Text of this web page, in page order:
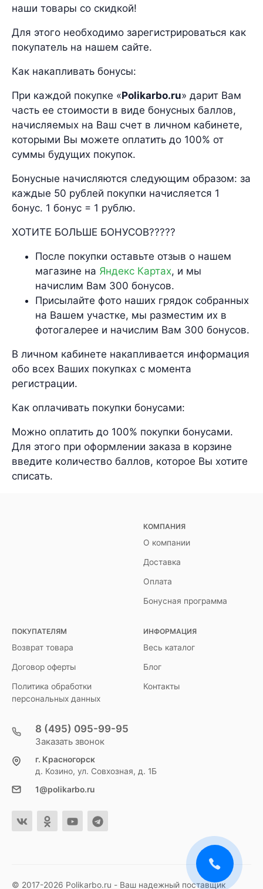
наши товары со скидкой!
Для этого необходимо зарегистрироваться как
покупатель на нашем сайте.
Как накапливать бонусы:
При каждой покупке «Polikarbo.ru» дарит Вам
часть ее стоимости в виде бонусных баллов,
начисляемых на Ваш счет в личном кабинете,
которыми Вы можете оплатить до 100% от
суммы будущих покупок.
Бонусные начисляются следующим образом: за
каждые 50 рублей покупки начисляется 1
бонус. 1 бонус = 1 рублю.
ХОТИТЕ БОЛЬШЕ БОНУСОВ?????
После покупки оставьте отзыв о нашем
магазине на Яндекс Картах, и мы
начислим Вам 300 бонусов.
Присылайте фото наших грядок собранных
на Вашем участке, мы разместим их в
фотогалерее и начислим Вам 300 бонусов.
В личном кабинете накапливается информация
обо всех Ваших покупках с момента
регистрации.
Как оплачивать покупки бонусами:
Можно оплатить до 100% покупки бонусами.
Для этого при оформлении заказа в корзине
введите количество баллов, которое Вы хотите
списать.
КОМПАНИЯ
О компании
Доставка
Оплата
Бонусная программа
ПОКУПАТЕЛЯМ
Возврат товара
Договор оферты
Политика обработки
персональных данных
ИНФОРМАЦИЯ
Весь каталог
Блог
Контакты
8 (495) 095-99-95
Заказать звонок
г. Красногорск
д. Козино, ул. Совхозная, д. 1Б
1@polikarbo.ru
© 2017-2026 Polikarbo.ru - Ваш надежный поставщик